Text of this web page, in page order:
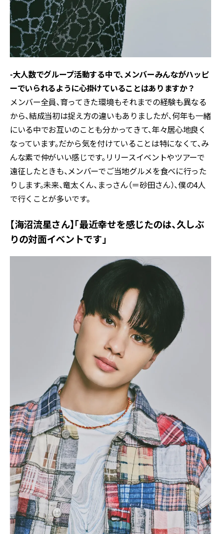
-大人数でグループ活動する中で、メンバーみんながハッピ
ーでいられるように心掛けていることはありますか？
メンバー全員、育ってきた環境もそれまでの経験も異なる
から、結成当初は捉え方の違いもありましたが、何年も一緒
にいる中でお互いのことも分かってきて、年々居心地良く
なっています。だから気を付けていることは特になくて、み
んな素で仲がいい感じです。リリースイベントやツアーで
遠征したときも、メンバーでご当地グルメを食べに行った
りします。未来、竜太くん、まっさん（＝砂田さん）、僕の4人
で行くことが多いです。
【海沼流星さん】「最近幸せを感じたのは、久しぶ
りの対面イベントです」